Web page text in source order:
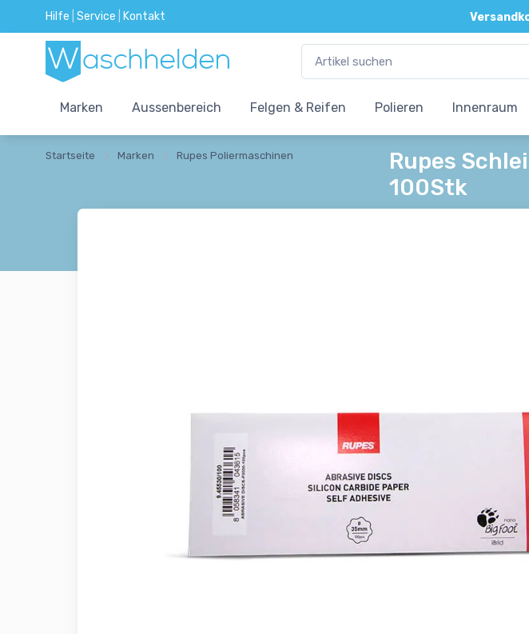
Hilfe Service Kontakt
Marken Aussenbereich Felgen & Reifen Polieren Innenraum
Startseite Marken Rupes Poliermaschinen
Rupes
100Stk